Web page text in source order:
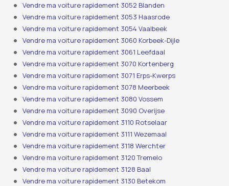
Vendre ma voiture rapidement 3052 Blanden
Vendre ma voiture rapidement 3053 Haasrode
Vendre ma voiture rapidement 3054 Vaalbeek
Vendre ma voiture rapidement 3060 Korbeek-Dijle
Vendre ma voiture rapidement 3061 Leefdaal
Vendre ma voiture rapidement 3070 Kortenberg
Vendre ma voiture rapidement 3071 Erps-Kwerps
Vendre ma voiture rapidement 3078 Meerbeek
Vendre ma voiture rapidement 3080 Vossem
Vendre ma voiture rapidement 3090 Overijse
Vendre ma voiture rapidement 3110 Rotselaar
Vendre ma voiture rapidement 3111 Wezemaal
Vendre ma voiture rapidement 3118 Werchter
Vendre ma voiture rapidement 3120 Tremelo
Vendre ma voiture rapidement 3128 Baal
Vendre ma voiture rapidement 3130 Betekom